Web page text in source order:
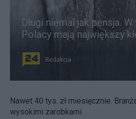
Długi niemal jak pensja.
Polacy mają największy
Redakcja
Nawet 40 tys. zł miesięcznie.
wysokimi zarobkami